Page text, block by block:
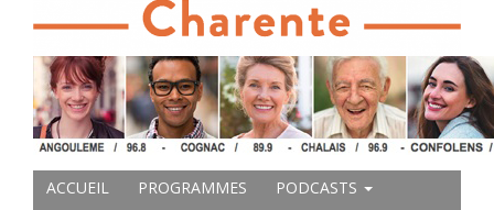
ACCUEIL PROGRAMMES
PODCASTS